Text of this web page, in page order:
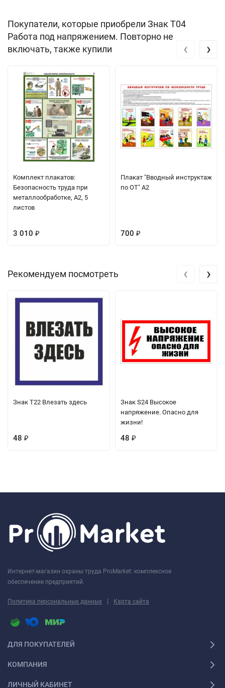
Покупатели, которые приобрели Знак T04
Работа под напряжением. Повторно не
включать, также купили
Комплект плакатов:
Безопасность труда при
металлообработке, А2, 5
листов
3 010 ₽
Плакат "Вводный инструктаж
по ОТ" А2
700 ₽
‹ ›
Рекомендуем посмотреть
Знак Т22 Влезать здесь
48 ₽
Знак S24 Высокое
напряжение. Опасно для
жизни!
48 ₽
‹ ›
Интернет-магазин охраны труда ProMarket: комплексное
обеспечение предприятий.
Политика персональных данных | Карта сайта
ДЛЯ ПОКУПАТЕЛЕЙ
КОМПАНИЯ
ЛИЧНЫЙ КАБИНЕТ